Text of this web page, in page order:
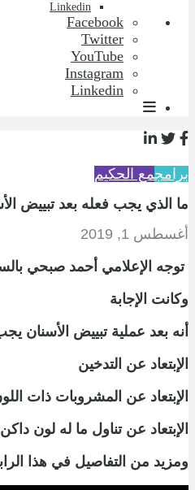
Linkedin
Facebook
Twitter
YouTube
Instagram
Linkedin
برامجمع الحكيم
ما الذي يجب فعله بعد تبييض
أغسطس 1, 2019
توجه الإعلامي أحمد صبحي
وكانت الإجابة
أنه بعد عملية تبييض الأسنان
الإبتعاد عن التدخين
الإبتعاد عن المشروبات ذات
الإبتعاد عن تناول ما له لون داكن
ومزيد من التفاصيل في هذا